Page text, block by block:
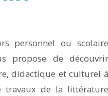
personnel ou scolaire
propose de découvrir
didactique et culturel à
travaux de la littérature